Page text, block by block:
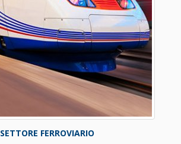
SETTORE FERROVIARIO